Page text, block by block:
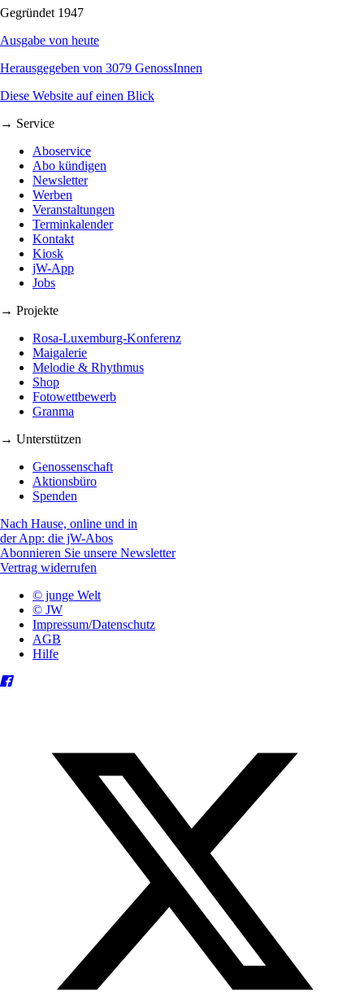
Gegründet 1947
Ausgabe von heute
Herausgegeben von 3079 GenossInnen
Diese Website auf einen Blick
→ Service
Aboservice
Abo kündigen
Newsletter
Werben
Veranstaltungen
Terminkalender
Kontakt
Kiosk
jW-App
Jobs
→ Projekte
Rosa-Luxemburg-Konferenz
Maigalerie
Melodie & Rhythmus
Shop
Fotowettbewerb
Granma
→ Unterstützen
Genossenschaft
Aktionsbüro
Spenden
Nach Hause, online und in
der App: die jW-Abos
Abonnieren Sie unsere Newsletter
Vertrag widerrufen
© junge Welt
© JW
Impressum/Datenschutz
AGB
Hilfe